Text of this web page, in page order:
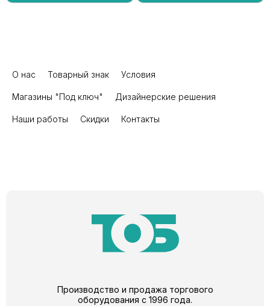
О нас Товарный знак Условия
Магазины "Под ключ" Дизайнерские решения
Наши работы Скидки Контакты
Производство и продажа торгового
оборудования с 1996 года.